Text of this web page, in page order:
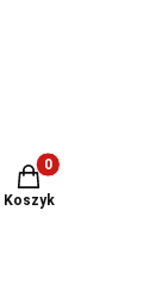
Produkty w
Koszyk